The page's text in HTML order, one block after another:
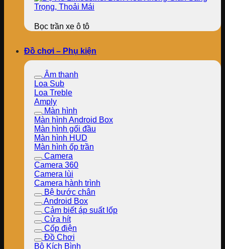
Bọc trần xe ô tô
Đồ chơi – Phụ kiện
Âm thanh
Loa Sub
Loa Treble
Amply
Màn hình
Màn hình Android Box
Màn hình gối đầu
Màn hình HUD
Màn hình ốp trần
Camera
Camera 360
Camera lùi
Camera hành trình
Bệ bước chân
Android Box
Cảm biết áp suất lốp
Cửa hít
Cốp điện
Đồ Chơi
Bộ Kích Bình